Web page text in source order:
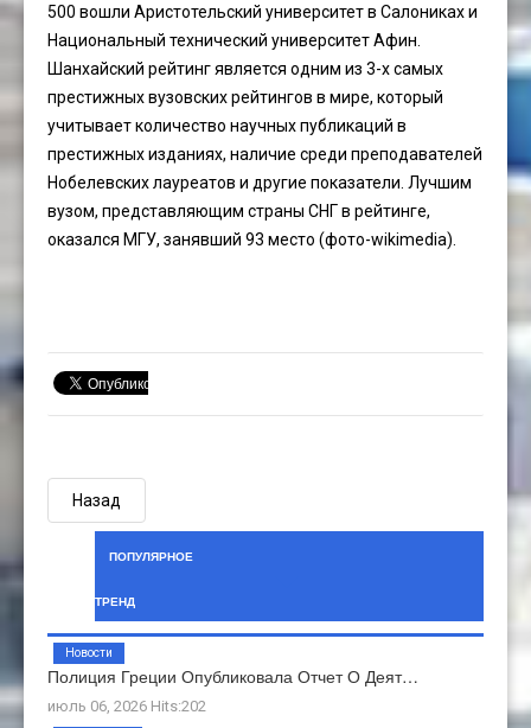
500 вошли Аристотельский университет в Салониках и
Национальный технический университет Афин.
Шанхайский рейтинг является одним из 3-х самых
престижных вузовских рейтингов в мире, который
учитывает количество научных публикаций в
престижных изданиях, наличие среди преподавателей
Нобелевских лауреатов и другие показатели. Лучшим
вузом, представляющим страны СНГ в рейтинге,
оказался МГУ, занявший 93 место (фото-wikimedia).
Назад
ПОПУЛЯРНОЕ
ТРЕНД
Полиция Греции Опубликовала Отчет О Деят…
июль 06, 2026 Hits:202
Новости